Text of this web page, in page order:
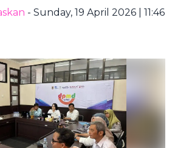
- Sunday, 19 April 2026 | 11:46